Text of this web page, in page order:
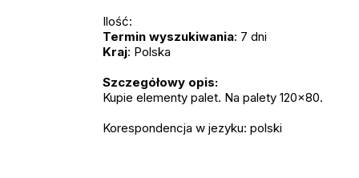
Ilość:
Termin wyszukiwania: 7 dni
Kraj: Polska
Szczegółowy opis:
Kupie elementy palet. Na palety 120x80.
Korespondencja w jezyku: polski